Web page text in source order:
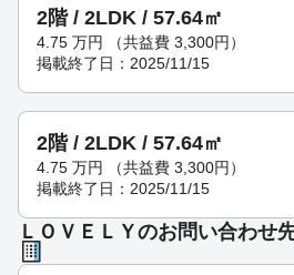
2階 / 2LDK / 57.64㎡
4.75 万円
（共益費 3,300円）
掲載終了日：2025/11/15
2階 / 2LDK / 57.64㎡
4.75 万円
（共益費 3,300円）
掲載終了日：2025/11/15
ＬＯＶＥＬＹのお問い合わせ